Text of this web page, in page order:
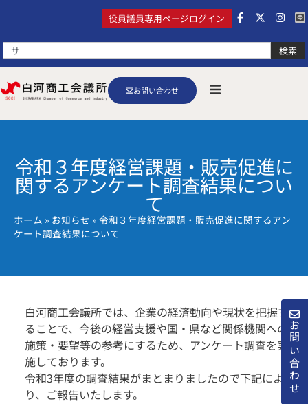
検索
役員議員専用ページログイン
お問い合わせ
お問い合わせ
令和３年度経営課題・販売促進に
関するアンケート調査結果につい
て
ホーム » お知らせ » 令和３年度経営課題・販売促進に関するアン
ケート調査結果について
白河商工会議所では、企業の経済動向や現状を把握す
ることで、今後の経営支援や国・県など関係機関への
施策・要望等の参考にするため、アンケート調査を実
施しております。
令和3年度の調査結果がまとまりましたので下記によ
り、ご報告いたします。